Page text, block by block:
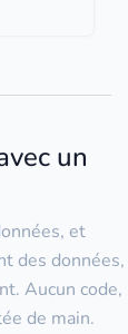
un
et
des données,
Aucun code,
de main.